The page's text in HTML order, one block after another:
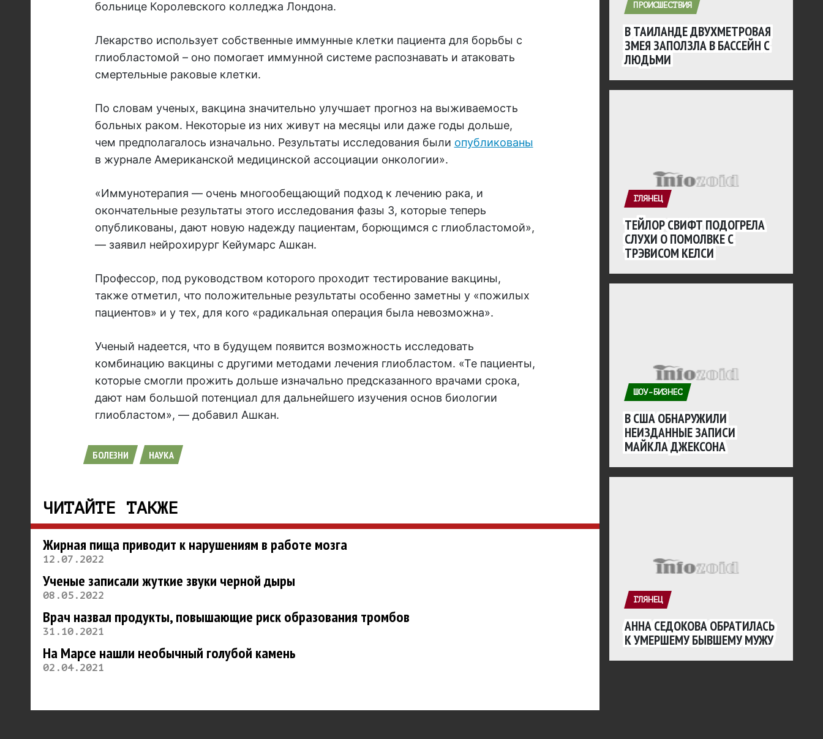
больнице Королевского колледжа Лондона.
Лекарство использует собственные иммунные клетки пациента для борьбы с
глиобластомой – оно помогает иммунной системе распознавать и атаковать
смертельные раковые клетки.
По словам ученых, вакцина значительно улучшает прогноз на выживаемость
больных раком. Некоторые из них живут на месяцы или даже годы дольше,
чем предполагалось изначально. Результаты исследования были опубликованы
в журнале Американской медицинской ассоциации онкологии».
«Иммунотерапия — очень многообещающий подход к лечению рака, и
окончательные результаты этого исследования фазы 3, которые теперь
опубликованы, дают новую надежду пациентам, борющимся с глиобластомой»,
— заявил нейрохирург Кейумарс Ашкан.
Профессор, под руководством которого проходит тестирование вакцины,
также отметил, что положительные результаты особенно заметны у «пожилых
пациентов» и у тех, для кого «радикальная операция была невозможна».
Ученый надеется, что в будущем появится возможность исследовать
комбинацию вакцины с другими методами лечения глиобластом. «Те пациенты,
которые смогли прожить дольше изначально предсказанного врачами срока,
дают нам большой потенциал для дальнейшего изучения основ биологии
глиобластом», — добавил Ашкан.
БОЛЕЗНИ НАУКА
ЧИТАЙТЕ ТАКЖЕ
Жирная пища приводит к нарушениям в работе мозга
12.07.2022
Ученые записали жуткие звуки черной дыры
08.05.2022
Врач назвал продукты, повышающие риск образования тромбов
31.10.2021
На Марсе нашли необычный голубой камень
02.04.2021
ПРОИСШЕСТВИЯ
В ТАИЛАНДЕ ДВУХМЕТРОВАЯ
ЗМЕЯ ЗАПОЛЗЛА В БАССЕЙН С
ЛЮДЬМИ
ГЛЯНЕЦ
ТЕЙЛОР СВИФТ ПОДОГРЕЛА
СЛУХИ О ПОМОЛВКЕ С
ТРЭВИСОМ КЕЛСИ
ШОУ-БИЗНЕС
В США ОБНАРУЖИЛИ
НЕИЗДАННЫЕ ЗАПИСИ
МАЙКЛА ДЖЕКСОНА
ГЛЯНЕЦ
АННА СЕДОКОВА ОБРАТИЛАСЬ
К УМЕРШЕМУ БЫВШЕМУ МУЖУ